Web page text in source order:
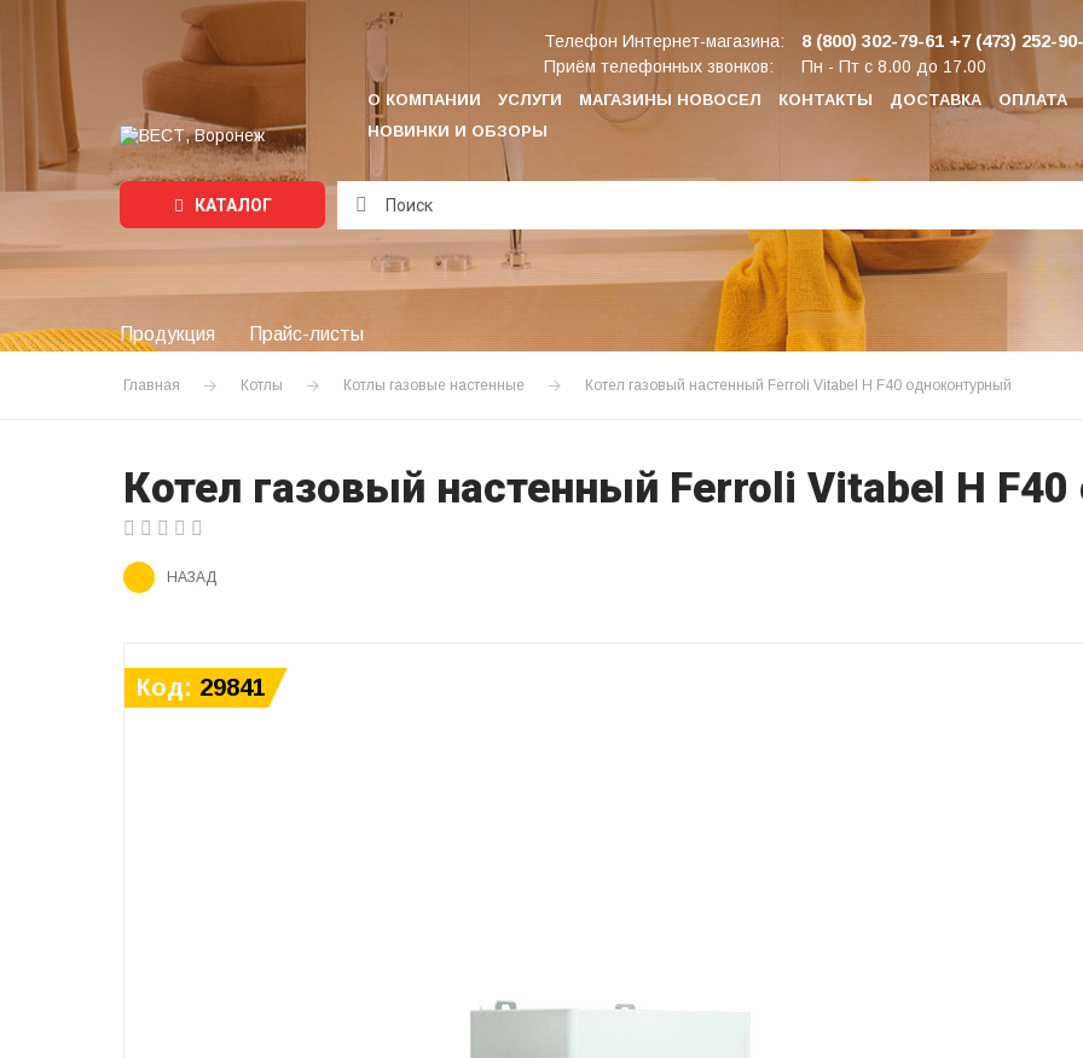
О КОМПАНИИ УСЛУГИ МАГАЗИНЫ НОВОСЕЛ КОНТАКТЫ ДОСТАВКА ОПЛАТА
НОВИНКИ И ОБЗОРЫ
Телефон Интернет-магазина: 8 (800) 302-79-61 +7 (473) 252-
Приём телефонных звонков: Пн - Пт с 8.00 до 17.00
КАТАЛОГ
Подождите...
Продукция Прайс-листы
Главная Котлы Котлы газовые настенные Котел газовый настенный Ferroli Vitabel H F40 одноконтурный
Котел газовый настенный Ferroli Vitabel H
НАЗАД
Код: 29841